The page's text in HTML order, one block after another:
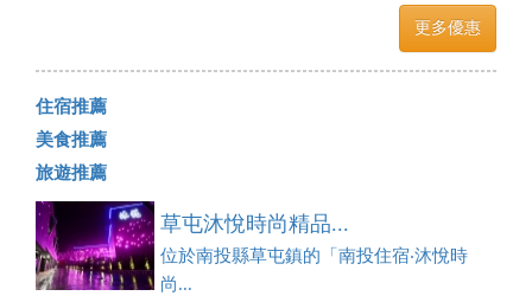
更多優惠
住宿推薦
美食推薦
旅遊推薦
草屯沐悅時尚精品...
位於南投縣草屯鎮的「南投住宿‧沐悅時
尚...